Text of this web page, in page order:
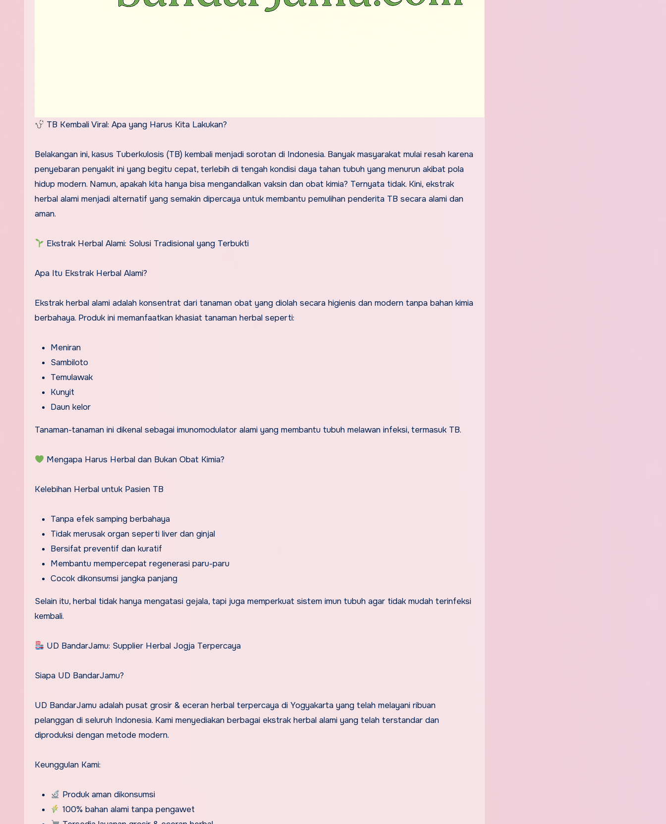
TB Kembali Viral: Apa yang Harus Kita Lakukan?
Belakangan ini, kasus Tuberkulosis (TB) kembali menjadi sorotan di Indonesia. Banyak masyarakat mulai resah karena
penyebaran penyakit ini yang begitu cepat, terlebih di tengah kondisi daya tahan tubuh yang menurun akibat pola
hidup modern. Namun, apakah kita hanya bisa mengandalkan vaksin dan obat kimia? Ternyata tidak. Kini, ekstrak
herbal alami menjadi alternatif yang semakin dipercaya untuk membantu pemulihan penderita TB secara alami dan
aman.
Ekstrak Herbal Alami: Solusi Tradisional yang Terbukti
Apa Itu Ekstrak Herbal Alami?
Ekstrak herbal alami adalah konsentrat dari tanaman obat yang diolah secara higienis dan modern tanpa bahan kimia
berbahaya. Produk ini memanfaatkan khasiat tanaman herbal seperti:
Meniran
Sambiloto
Temulawak
Kunyit
Daun kelor
Tanaman-tanaman ini dikenal sebagai imunomodulator alami yang membantu tubuh melawan infeksi, termasuk TB.
Mengapa Harus Herbal dan Bukan Obat Kimia?
Kelebihan Herbal untuk Pasien TB
Tanpa efek samping berbahaya
Tidak merusak organ seperti liver dan ginjal
Bersifat preventif dan kuratif
Membantu mempercepat regenerasi paru-paru
Cocok dikonsumsi jangka panjang
Selain itu, herbal tidak hanya mengatasi gejala, tapi juga memperkuat sistem imun tubuh agar tidak mudah terinfeksi
kembali.
UD BandarJamu: Supplier Herbal Jogja Terpercaya
Siapa UD BandarJamu?
UD BandarJamu adalah pusat grosir & eceran herbal terpercaya di Yogyakarta yang telah melayani ribuan
pelanggan di seluruh Indonesia. Kami menyediakan berbagai ekstrak herbal alami yang telah terstandar dan
diproduksi dengan metode modern.
Keunggulan Kami:
Produk aman dikonsumsi
100% bahan alami tanpa pengawet